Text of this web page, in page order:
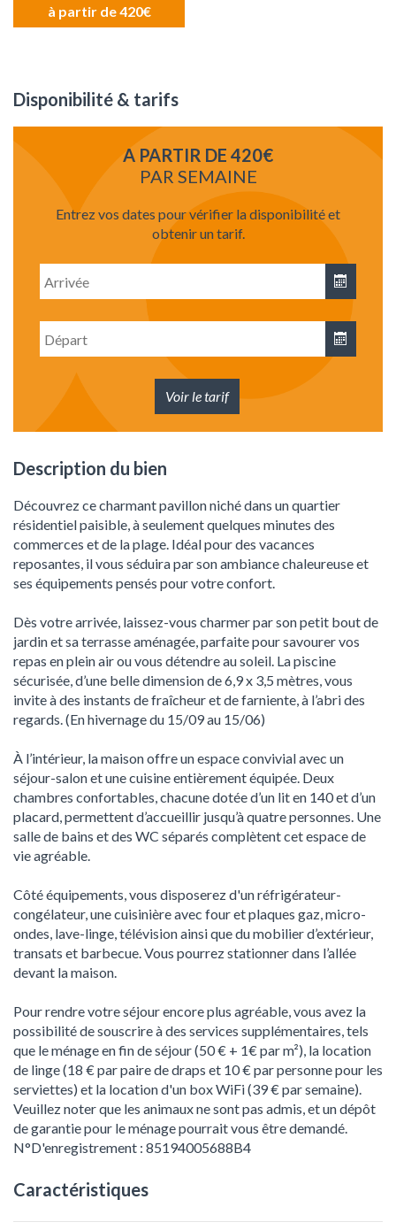
à partir de 420€
Disponibilité & tarifs
A PARTIR DE 420€
PAR SEMAINE
Entrez vos dates pour vérifier la disponibilité et
obtenir un tarif.
Voir le tarif
Description du bien
Découvrez ce charmant pavillon niché dans un quartier
résidentiel paisible, à seulement quelques minutes des
commerces et de la plage. Idéal pour des vacances
reposantes, il vous séduira par son ambiance chaleureuse et
ses équipements pensés pour votre confort.
Dès votre arrivée, laissez-vous charmer par son petit bout de
jardin et sa terrasse aménagée, parfaite pour savourer vos
repas en plein air ou vous détendre au soleil. La piscine
sécurisée, d’une belle dimension de 6,9 x 3,5 mètres, vous
invite à des instants de fraîcheur et de farniente, à l’abri des
regards. (En hivernage du 15/09 au 15/06)
À l’intérieur, la maison offre un espace convivial avec un
séjour-salon et une cuisine entièrement équipée. Deux
chambres confortables, chacune dotée d’un lit en 140 et d’un
placard, permettent d’accueillir jusqu’à quatre personnes. Une
salle de bains et des WC séparés complètent cet espace de
vie agréable.
Côté équipements, vous disposerez d'un réfrigérateur-
congélateur, une cuisinière avec four et plaques gaz, micro-
ondes, lave-linge, télévision ainsi que du mobilier d’extérieur,
transats et barbecue. Vous pourrez stationner dans l’allée
devant la maison.
Pour rendre votre séjour encore plus agréable, vous avez la
possibilité de souscrire à des services supplémentaires, tels
que le ménage en fin de séjour (50 € + 1€ par m²), la location
de linge (18 € par paire de draps et 10 € par personne pour les
serviettes) et la location d'un box WiFi (39 € par semaine).
Veuillez noter que les animaux ne sont pas admis, et un dépôt
de garantie pour le ménage pourrait vous être demandé.
N°D'enregistrement : 85194005688B4
Caractéristiques